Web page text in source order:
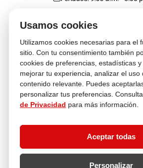
Usamos cookies
Utilizamos cookies necesarias para el
sitio. Con tu consentimiento también
cookies de preferencias, estadísticas
mejorar tu experiencia, analizar el uso
contenido relevante. Puedes
personalizar tus preferencias.
de Privacidad para más información.
Aceptar todas
Personalizar
Atención al cliente
Descubre más